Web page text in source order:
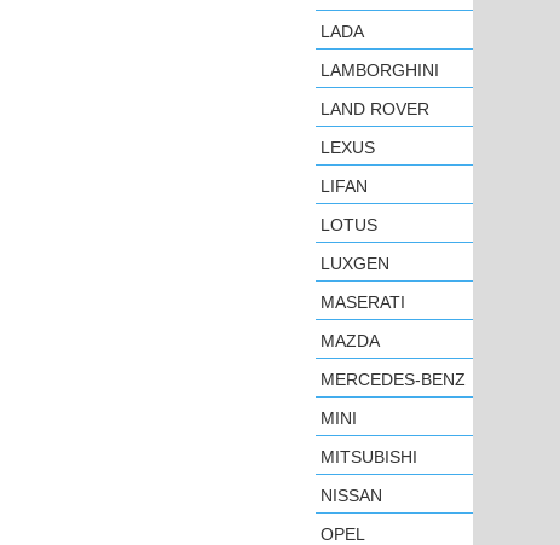
LADA
LAMBORGHINI
LAND ROVER
LEXUS
LIFAN
LOTUS
LUXGEN
MASERATI
MAZDA
MERCEDES-BENZ
MINI
MITSUBISHI
NISSAN
OPEL